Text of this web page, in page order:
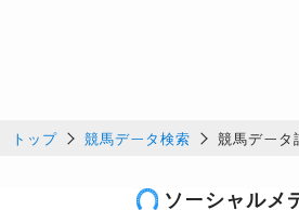
トップ 競馬データ検索 競馬データ
ソーシャルメ